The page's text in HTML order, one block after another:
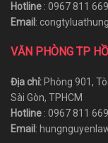
Hotline : 0967 811 669
Email :
VĂN PHÒNG TP
Địa chỉ: Phòng 901,
Sài Gòn, TPHCM
Hotline : 0967 811 669
Email :